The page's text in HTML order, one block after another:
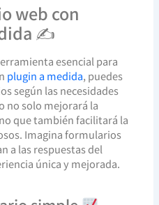
web con
✍️
esencial para
plugin a medida, puedes
según las necesidades
no solo mejorará la
que también facilitará la
Imagina formularios
a las respuestas del
única y mejorada.